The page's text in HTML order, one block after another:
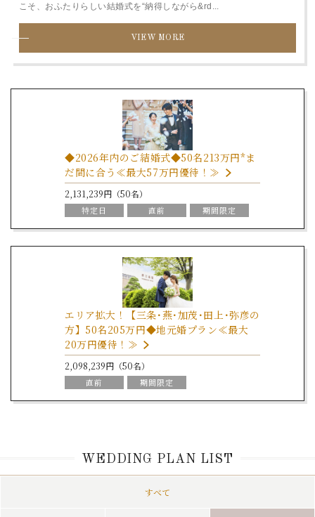
こそ、おふたりらしい結婚式を“納得しながら&rd...
VIEW MORE
◆2026年内のご結婚式◆50名213万円*ま
だ間に合う≪最大57万円優待！≫
2,131,239円（50名）
特定日 直前 期間限定
エリア拡大！【三条･燕･加茂･田上･弥彦の
方】50名205万円◆地元婚プラン≪最大
20万円優待！≫
2,098,239円（50名）
直前 期間限定
WEDDING PLAN LIST
すべて